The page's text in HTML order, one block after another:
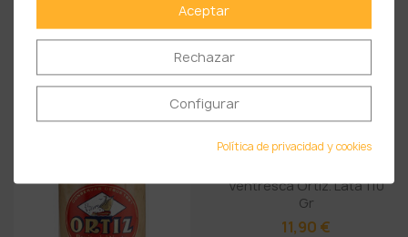
PRODUCTOS RELACIONADOS
Ventresca Ortiz. Lata 110
Gr
11,90 €
Aceptar
Rechazar
Configurar
Política de privacidad y cookies